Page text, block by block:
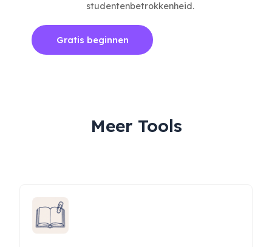
studentenbetrokkenheid.
Gratis beginnen
Meer Tools